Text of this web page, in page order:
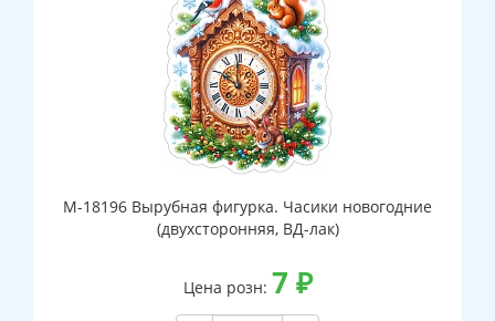
М-18196 Вырубная фигурка. Часики новогодние
(двухсторонняя, ВД-лак)
Цена розн: 7 ₽